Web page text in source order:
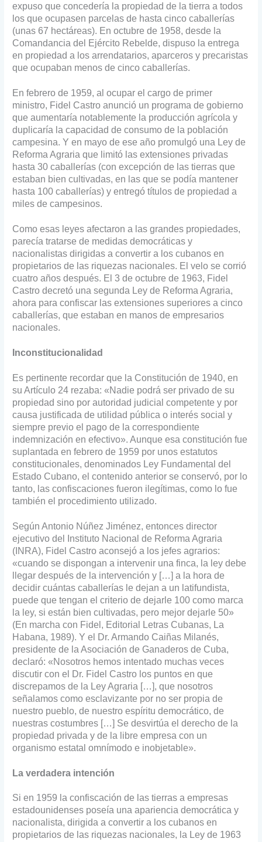
expuso que concedería la propiedad de la tierra a todos
los que ocupasen parcelas de hasta cinco caballerías
(unas 67 hectáreas). En octubre de 1958, desde la
Comandancia del Ejército Rebelde, dispuso la entrega
en propiedad a los arrendatarios, aparceros y precaristas
que ocupaban menos de cinco caballerías.
En febrero de 1959, al ocupar el cargo de primer
ministro, Fidel Castro anunció un programa de gobierno
que aumentaría notablemente la producción agrícola y
duplicaría la capacidad de consumo de la población
campesina. Y en mayo de ese año promulgó una Ley de
Reforma Agraria que limitó las extensiones privadas
hasta 30 caballerías (con excepción de las tierras que
estaban bien cultivadas, en las que se podía mantener
hasta 100 caballerías) y entregó títulos de propiedad a
miles de campesinos.
Como esas leyes afectaron a las grandes propiedades,
parecía tratarse de medidas democráticas y
nacionalistas dirigidas a convertir a los cubanos en
propietarios de las riquezas nacionales. El velo se corrió
cuatro años después. El 3 de octubre de 1963, Fidel
Castro decretó una segunda Ley de Reforma Agraria,
ahora para confiscar las extensiones superiores a cinco
caballerías, que estaban en manos de empresarios
nacionales.
Inconstitucionalidad
Es pertinente recordar que la Constitución de 1940, en
su Artículo 24 rezaba: «Nadie podrá ser privado de su
propiedad sino por autoridad judicial competente y por
causa justificada de utilidad pública o interés social y
siempre previo el pago de la correspondiente
indemnización en efectivo». Aunque esa constitución fue
suplantada en febrero de 1959 por unos estatutos
constitucionales, denominados Ley Fundamental del
Estado Cubano, el contenido anterior se conservó, por lo
tanto, las confiscaciones fueron ilegítimas, como lo fue
también el procedimiento utilizado.
Según Antonio Núñez Jiménez, entonces director
ejecutivo del Instituto Nacional de Reforma Agraria
(INRA), Fidel Castro aconsejó a los jefes agrarios:
«cuando se dispongan a intervenir una finca, la ley debe
llegar después de la intervención y […] a la hora de
decidir cuántas caballerías le dejan a un latifundista,
puede que tengan el criterio de dejarle 100 como marca
la ley, si están bien cultivadas, pero mejor dejarle 50»
(En marcha con Fidel, Editorial Letras Cubanas, La
Habana, 1989). Y el Dr. Armando Caiñas Milanés,
presidente de la Asociación de Ganaderos de Cuba,
declaró: «Nosotros hemos intentado muchas veces
discutir con el Dr. Fidel Castro los puntos en que
discrepamos de la Ley Agraria […], que nosotros
señalamos como esclavizante por no ser propia de
nuestro pueblo, de nuestro espíritu democrático, de
nuestras costumbres […] Se desvirtúa el derecho de la
propiedad privada y de la libre empresa con un
organismo estatal omnímodo e inobjetable».
La verdadera intención
Si en 1959 la confiscación de las tierras a empresas
estadounidenses poseía una apariencia democrática y
nacionalista, dirigida a convertir a los cubanos en
propietarios de las riquezas nacionales, la Ley de 1963